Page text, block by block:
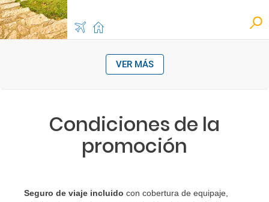
VER MÁS
Condiciones de la
promoción
Seguro de viaje incluido con cobertura de equipaje,